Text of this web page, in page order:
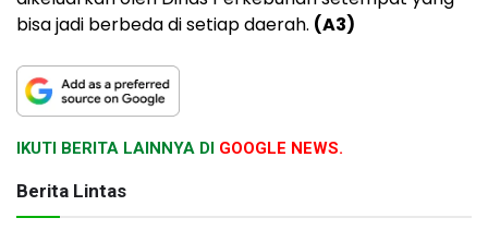
bisa jadi berbeda di setiap daerah. (A3)
IKUTI BERITA LAINNYA DI GOOGLE NEWS.
Berita Lintas